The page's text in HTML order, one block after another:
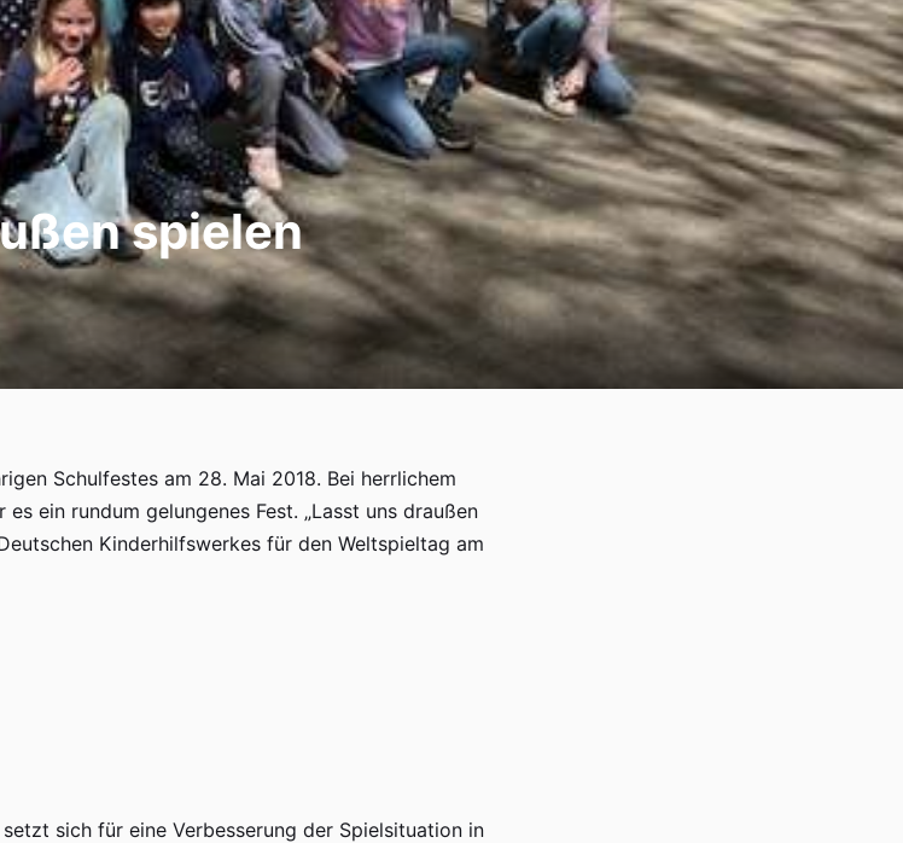
spielen
Schulfestes am 28. Mai 2018. Bei herrlichem
ein rundum gelungenes Fest. „Lasst uns draußen
Kinderhilfswerkes für den Weltspieltag am
sich für eine Verbesserung der Spielsituation in